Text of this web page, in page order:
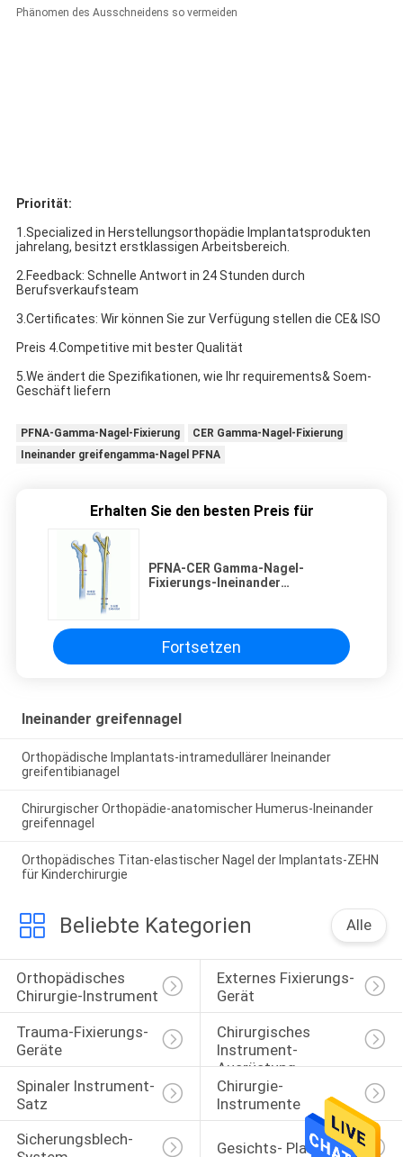
Phänomen des Ausschneidens so vermeiden
Priorität:
1.Specialized in Herstellungsorthopädie Implantatsprodukten
jahrelang, besitzt erstklassigen Arbeitsbereich.
2.Feedback: Schnelle Antwort in 24 Stunden durch
Berufsverkaufsteam
3.Certificates: Wir können Sie zur Verfügung stellen die CE& ISO
Preis 4.Competitive mit bester Qualität
5.We ändert die Spezifikationen, wie Ihr requirements& Soem-
Geschäft liefern
PFNA-Gamma-Nagel-Fixierung
CER Gamma-Nagel-Fixierung
Ineinander greifengamma-Nagel PFNA
Erhalten Sie den besten Preis für
PFNA-CER Gamma-Nagel-
Fixierungs-Ineinander
Fortsetzen
Ineinander greifennagel
Orthopädische Implantats-intramedullärer Ineinander
greifentibianagel
Chirurgischer Orthopädie-anatomischer Humerus-Ineinander
greifennagel
Orthopädisches Titan-elastischer Nagel der Implantats-ZEHN
für Kinderchirurgie
Beliebte Kategorien Alle
Orthopädisches
Chirurgie-Instrument
Externes Fixierungs-
Gerät
Trauma-Fixierungs-
Geräte
Chirurgisches
Instrument-
Ausrüstung
Spinaler Instrument-
Satz
Chirurgie-
Instrumente
Sicherungsblech-
Gesichts- Platten